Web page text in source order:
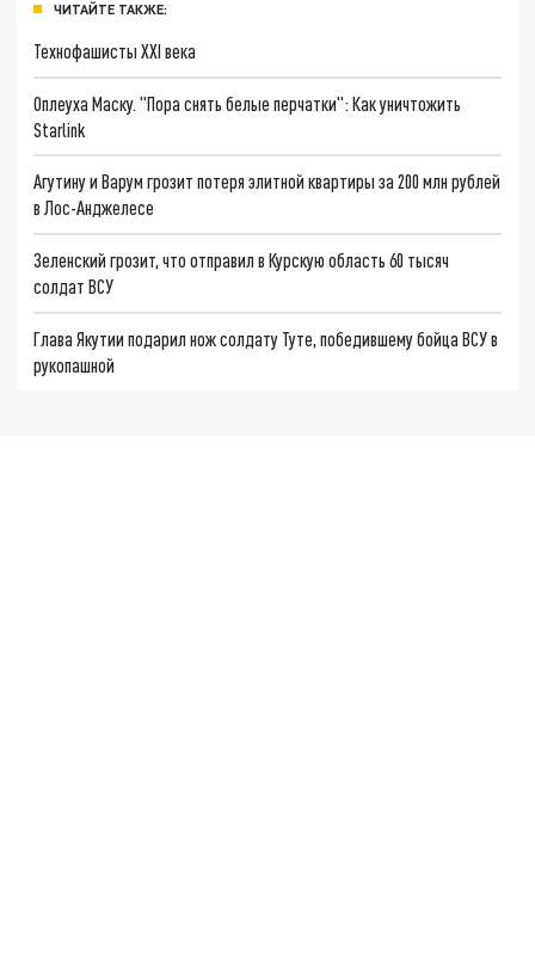
ЧИТАЙТЕ ТАКЖЕ:
Технофашисты XXI века
Оплеуха Маску. "Пора снять белые перчатки": Как уничтожить
Starlink
Агутину и Варум грозит потеря элитной квартиры за 200 млн рублей
в Лос-Анджелесе
Зеленский грозит, что отправил в Курскую область 60 тысяч
солдат ВСУ
Глава Якутии подарил нож солдату Туте, победившему бойца ВСУ в
рукопашной